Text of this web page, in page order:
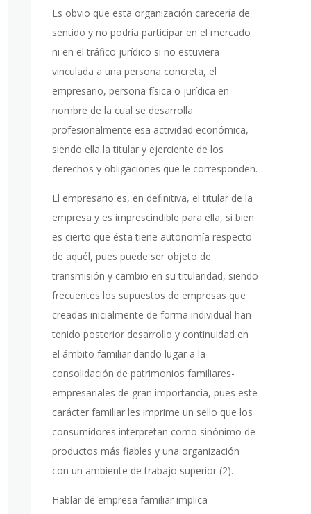
Es obvio que esta organización carecería de
sentido y no podría participar en el mercado
ni en el tráfico jurídico si no estuviera
vinculada a una persona concreta, el
empresario, persona física o jurídica en
nombre de la cual se desarrolla
profesionalmente esa actividad económica,
siendo ella la titular y ejerciente de los
derechos y obligaciones que le corresponden.
El empresario es, en definitiva, el titular de la
empresa y es imprescindible para ella, si bien
es cierto que ésta tiene autonomía respecto
de aquél, pues puede ser objeto de
transmisión y cambio en su titularidad, siendo
frecuentes los supuestos de empresas que
creadas inicialmente de forma individual han
tenido posterior desarrollo y continuidad en
el ámbito familiar dando lugar a la
consolidación de patrimonios familiares-
empresariales de gran importancia, pues este
carácter familiar les imprime un sello que los
consumidores interpretan como sinónimo de
productos más fiables y una organización
con un ambiente de trabajo superior (2).
Hablar de empresa familiar implica